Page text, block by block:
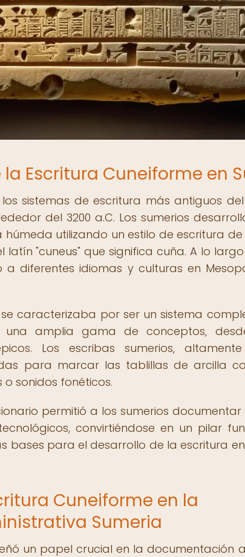
Escritura Cuneiforme en
sistemas de escritura más antiguos
del 3200 a.C. Los sumerios
utilizando un estilo de escritura
"cuneus" que significa cuña. A lo
diferentes idiomas y culturas en
caracterizaba por ser un sistema
amplia gama de conceptos,
Los escribas sumerios, altamente
para marcar las tablillas de arcilla
sonidos fonéticos.
permitió a los sumerios documentar
convirtiéndose en un pilar
bases para el desarrollo de la escritura
Cuneiforme en la
Sumeria
un papel crucial en la documentación